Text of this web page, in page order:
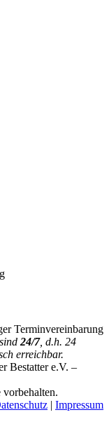
Terminvereinbarung
24/7, d.h. 24
erreichbar.
Bestatter e.V. –
vorbehalten.
| Impressum